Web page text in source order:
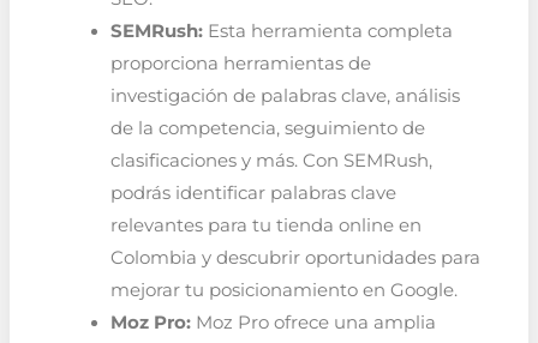
SEMRush:Esta herramienta completa
proporciona herramientas de
investigación de palabras clave, análisis
de la competencia, seguimiento de
clasificaciones y más. Con SEMRush,
podrás identificar palabras clave
relevantes para tu tienda online en
Colombia y descubrir oportunidades para
mejorar tu posicionamiento en Google.
Moz Pro:Moz Pro ofrece una amplia